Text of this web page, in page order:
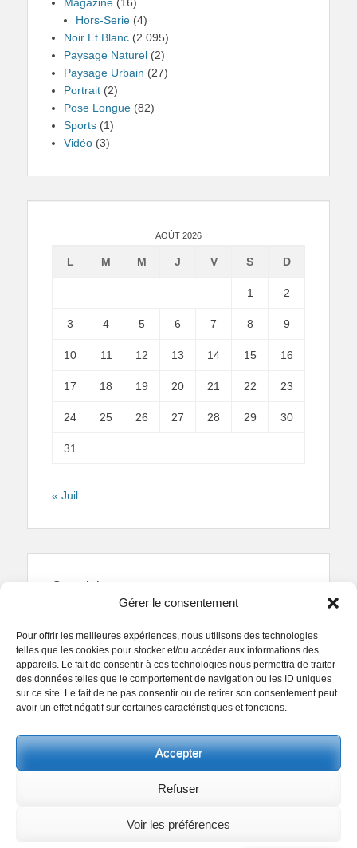
Gérer le consentement
Pour offrir les meilleures expériences, nous utilisons des technologies
telles que les cookies pour stocker et/ou accéder aux informations des
appareils. Le fait de consentir à ces technologies nous permettra de traiter
des données telles que le comportement de navigation ou les ID uniques
sur ce site. Le fait de ne pas consentir ou de retirer son consentement peut
avoir un effet négatif sur certaines caractéristiques et fonctions.
Accepter
Refuser
Voir les préférences
Hors-Serie (4)
Noir Et Blanc (2 095)
Paysage Naturel (2)
Paysage Urbain (27)
Portrait (2)
Pose Longue (82)
Sports (1)
Vidéo (3)
AOÛT 2026
L M M J V S D
1 2
3 4 5 6 7 8 9
10 11 12 13 14 15 16
17 18 19 20 21 22 23
24 25 26 27 28 29 30
31
« Juil
Copyright
Reproduction interdite.Textes et photographies
© Regards Parisiens 2011-2026.
Copyright © 2026Collectif Regards Parisiens. All
Rights Reserved.Politique de confidentialité
Clean Box byCatch Themes